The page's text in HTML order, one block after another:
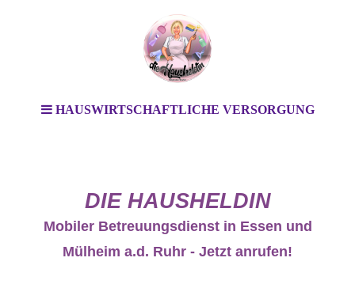
HAUSWIRTSCHAFTLICHE VERSORGUNG
DIE HAUSHELDIN
Mobiler Betreuungsdienst in Essen und
Mülheim a.d. Ruhr - Jetzt anrufen!